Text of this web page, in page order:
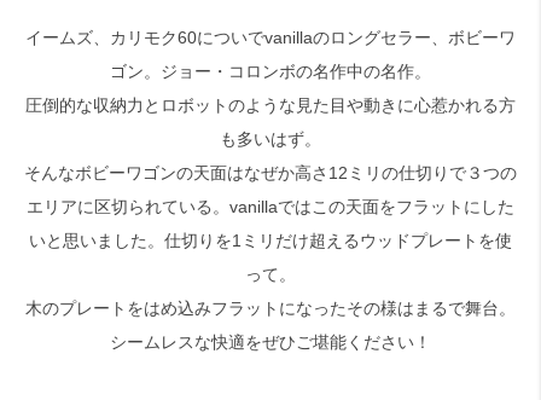
検索
イームズ、カリモク60についでvanillaのロングセラー、ボビーワ
ゴン。ジョー・コロンボの名作中の名作。
圧倒的な収納力とロボットのような見た目や動きに心惹かれる方
も多いはず。
そんなボビーワゴンの天面はなぜか高さ12ミリの仕切りで３つの
エリアに区切られている。vanillaではこの天面をフラットにした
いと思いました。仕切りを1ミリだけ超えるウッドプレートを使
って。
木のプレートをはめ込みフラットになったその様はまるで舞台。
シームレスな快適をぜひご堪能ください！